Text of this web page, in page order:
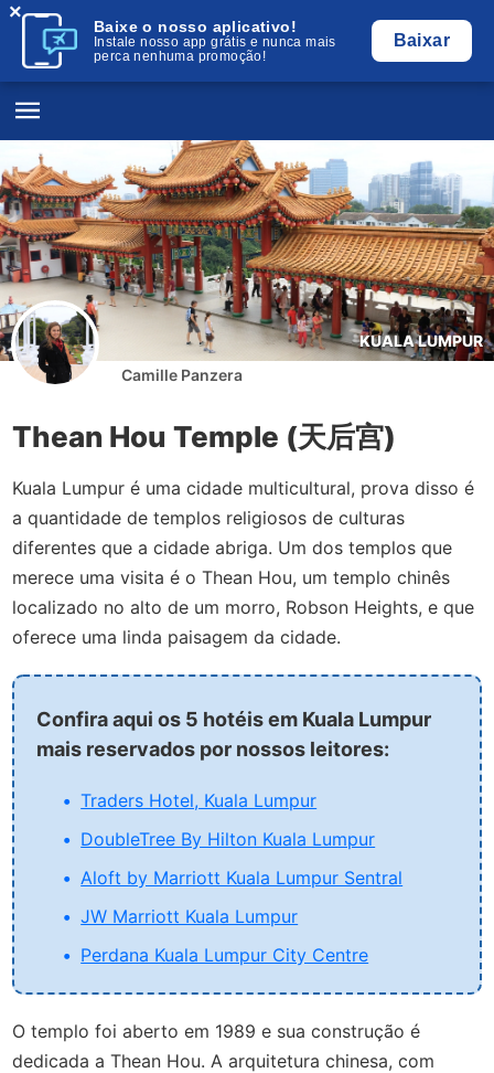
Baixe o nosso aplicativo!
Instale nosso app grátis e nunca mais
perca nenhuma promoção!
Baixar
×
KUALA LUMPUR
Camille Panzera
Thean Hou Temple (天后宫)
Kuala Lumpur é uma cidade multicultural, prova disso é
a quantidade de templos religiosos de culturas
diferentes que a cidade abriga. Um dos templos que
merece uma visita é o Thean Hou, um templo chinês
localizado no alto de um morro, Robson Heights, e que
oferece uma linda paisagem da cidade.
Confira aqui os 5 hotéis em Kuala Lumpur
mais reservados por nossos leitores:
Traders Hotel, Kuala Lumpur
DoubleTree By Hilton Kuala Lumpur
Aloft by Marriott Kuala Lumpur Sentral
JW Marriott Kuala Lumpur
Perdana Kuala Lumpur City Centre
O templo foi aberto em 1989 e sua construção é
dedicada a Thean Hou. A arquitetura chinesa, com